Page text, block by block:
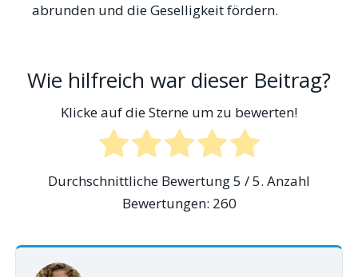
abrunden und die Geselligkeit fördern.
Wie hilfreich war dieser Beitrag?
Klicke auf die Sterne um zu bewerten!
Durchschnittliche Bewertung5 / 5. Anzahl
Bewertungen: 260